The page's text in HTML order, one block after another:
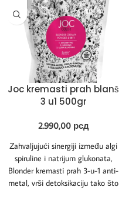
Joc kremasti prah blanš
3 u1 500gr
2.990,00 рсд
Zahvaljujući sinergiji između algi
spiruline i natrijum glukonata,
Blonder kremasti prah 3-u-1 anti-
metal, vrši detoksikaciju tako što